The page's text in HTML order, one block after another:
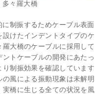
多々羅大橋
に制振するためケーブル表面
設けたインデントタイプのケ
羅大橋のケーブルに採用して
ントケーブルの開発にあたっ
り制振効果を確認しています
の風による振動現象は未解明
実橋に生じる全ての状況を風